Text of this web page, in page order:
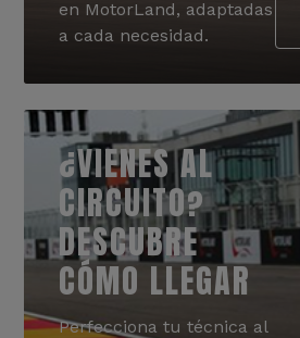
en MotorLand, adaptadas
a cada necesidad.
¿VIENES AL
CIRCUITO?
DESCUBRE
CÓMO LLEGAR
Perfecciona tu técnica al